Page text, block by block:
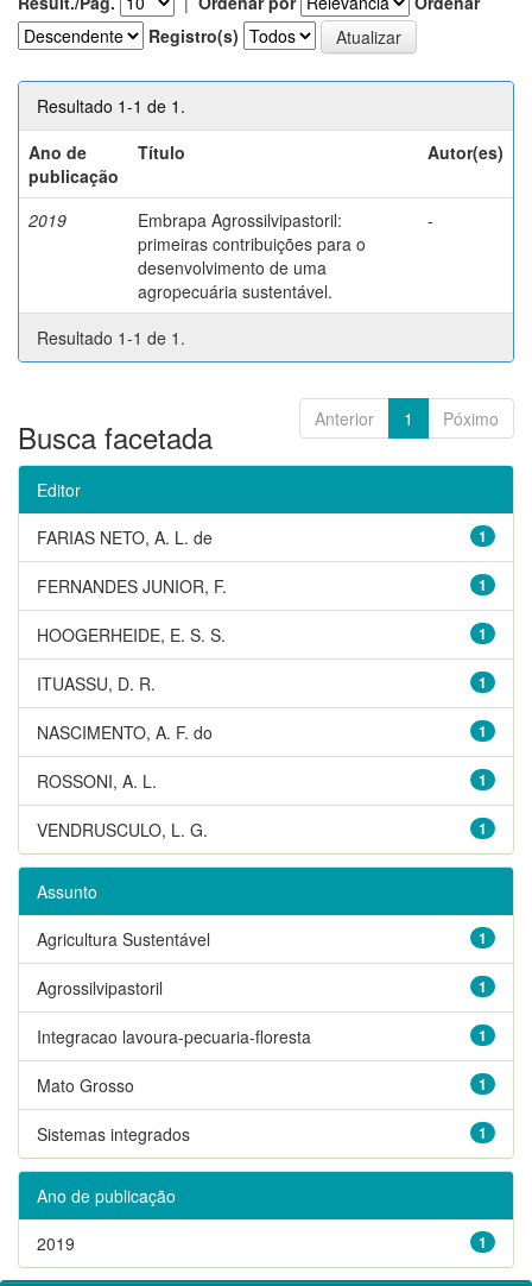
Registro(s)
Resultado 1-1 de 1.
Ano de
publicação
Título Autor(es)
2019
Embrapa Agrossilvipastoril:
primeiras contribuições para o
desenvolvimento de uma
agropecuária sustentável.
-
Resultado 1-1 de 1.
Anterior 1 Póximo
Busca facetada
Editor
1
FARIAS NETO, A. L. de
1
FERNANDES JUNIOR, F.
1
HOOGERHEIDE, E. S. S.
1
ITUASSU, D. R.
1
NASCIMENTO, A. F. do
1
ROSSONI, A. L.
1
VENDRUSCULO, L. G.
Assunto
1
Agricultura Sustentável
1
Agrossilvipastoril
1
Integracao lavoura-pecuaria-floresta
1
Mato Grosso
1
Sistemas integrados
Ano de publicação
1
2019